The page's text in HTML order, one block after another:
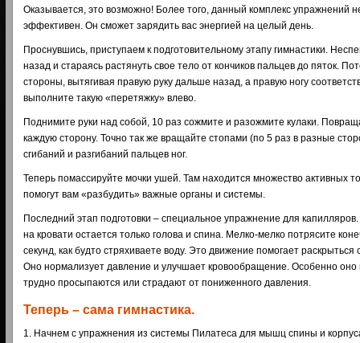
Оказывается, это возможно! Более того, данный комплекс упражнений
эффективен. Он сможет зарядить вас энергией на целый день.
Проснувшись, приступаем к подготовительному этапу гимнастики.
назад и стараясь растянуть свое тело от кончиков пальцев до пяток.
стороны, вытягивая правую руку дальше назад, а правую ногу
выполните такую «перетяжку» влево.
Поднимите руки над собой, 10 раз сожмите и разожмите кулаки.
каждую сторону. Точно так же вращайте стопами (по 5 раз в разные
сгибаний и разгибаний пальцев ног.
Теперь помассируйте мочки ушей. Там находится множество активных
помогут вам «разбудить» важные органы и системы.
Последний этап подготовки – специальное упражнение для
на кровати остается только голова и спина. Мелко-мелко потрясите
секунд, как будто стряхиваете воду. Это движение помогает
Оно нормализует давление и улучшает кровообращение. Особенно
трудно просыпаются или страдают от пониженного давления.
Теперь – сама гимнастика.
1. Начнем с упражнения из системы Пилатеса для мышц спины и